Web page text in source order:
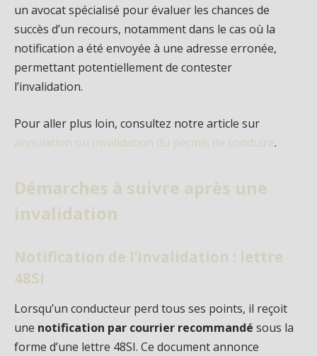
un avocat spécialisé pour évaluer les chances de
succès d’un recours, notamment dans le cas où la
notification a été envoyée à une adresse erronée,
permettant potentiellement de contester
l’invalidation.
Pour aller plus loin, consultez notre article sur
annulation ou invalidation du permis de conduire.
Démarches à suivre après une
invalidation
Notification de l’invalidation : lettre
48SI
Lorsqu’un conducteur perd tous ses points, il reçoit
une notification par courrier recommandé sous la
forme d’une lettre 48SI. Ce document annonce